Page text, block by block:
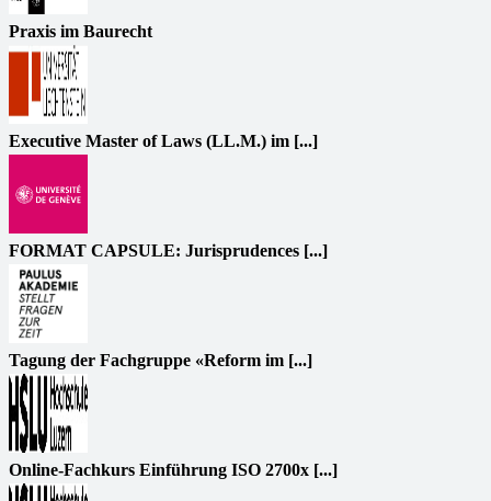
Praxis im Baurecht
Executive Master of Laws (LL.M.) im [...]
FORMAT CAPSULE: Jurisprudences [...]
Tagung der Fachgruppe «Reform im [...]
Online-Fachkurs Einführung ISO 2700x [...]